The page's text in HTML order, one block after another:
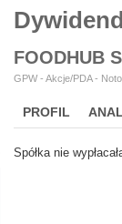
FOODHUB
GPW - Akcje/PDA -
PROFIL
Spółka nie
310